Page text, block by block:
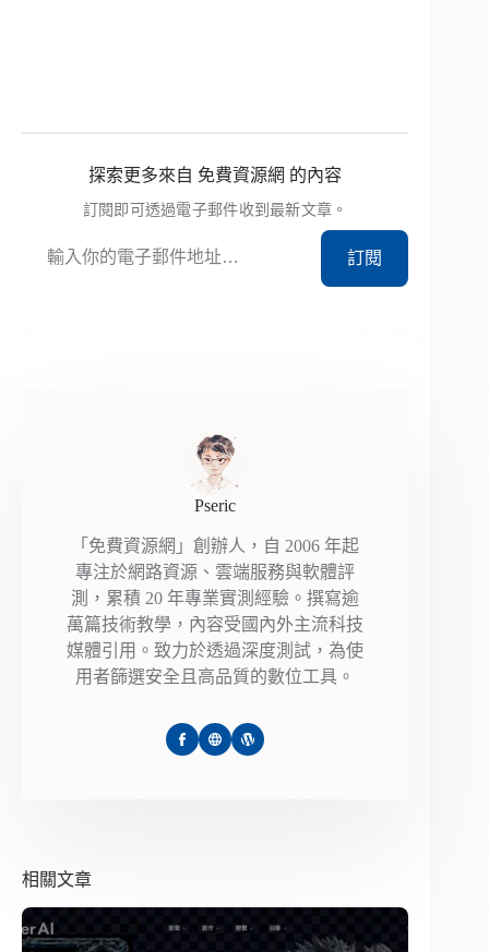
探索更多來自 免費資源網 的內容
訂閱即可透過電子郵件收到最新文章。
訂閱
Pseric
「免費資源網」創辦人，自 2006 年起
專注於網路資源、雲端服務與軟體評
測，累積 20 年專業實測經驗。撰寫逾
萬篇技術教學，內容受國內外主流科技
媒體引用。致力於透過深度測試，為使
用者篩選安全且高品質的數位工具。
相關文章